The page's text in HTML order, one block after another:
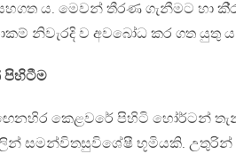
ය. මෙවන් තීරණ ගැනීමට හා
නිවැරදි ව අවබෝධ කර ගත යුතු
පිහිටීම
කෙළවරේ පිහිටි හෝර්ටන්
සමන්විතසුවිශේෂී භූමියකි.